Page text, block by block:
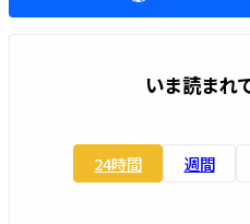
いま読まれ
24時間 週間